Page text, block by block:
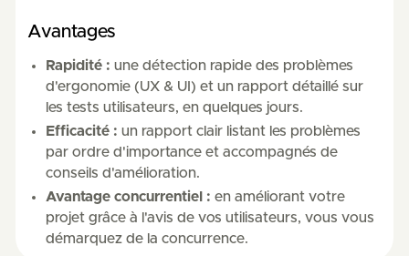
Avantages
Rapidité : une détection rapide des problèmes
d'ergonomie (UX & UI) et un rapport détaillé sur
les tests utilisateurs, en quelques jours.
Efficacité : un rapport clair listant les problèmes
par ordre d'importance et accompagnés de
conseils d'amélioration.
Avantage concurrentiel : en améliorant votre
projet grâce à l'avis de vos utilisateurs, vous vous
démarquez de la concurrence.